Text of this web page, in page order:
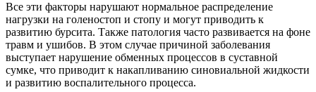
Все эти факторы нарушают нормальное распределение
нагрузки на голеностоп и стопу и могут приводить к
развитию бурсита. Также патология часто развивается на фоне
травм и ушибов. В этом случае причиной заболевания
выступает нарушение обменных процессов в суставной
сумке, что приводит к накапливанию синовиальной жидкости
и развитию воспалительного процесса.